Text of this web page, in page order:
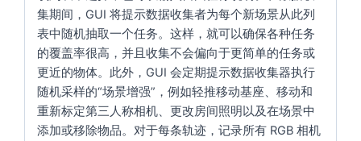
集期间，GUI 将提示数据收集者为每个新场景从此列
表中随机抽取一个任务。这样，就可以确保各种任务
的覆盖率很高，并且收集不会偏向于更简单的任务或
更近的物体。此外，GUI 会定期提示数据收集器执行
随机采样的“场景增强”，例如轻推移动基座、移动和
重新标定第三人称相机、更改房间照明以及在场景中
添加或移除物品。对于每条轨迹，记录所有 RGB 相机